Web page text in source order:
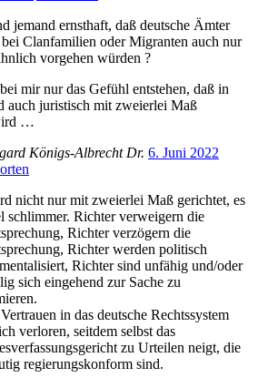
jemand ernsthaft, daß deutsche Ämter
Clanfamilien oder Migranten auch nur
vorgehen würden ?
mir nur das Gefühl entstehen, daß in
auch juristisch mit zweierlei Maß
…
Königs-Albrecht Dr. 6. Juni 2022
nicht nur mit zweierlei Maß gerichtet, es
schlimmer. Richter verweigern die
Richter verzögern die
Richter werden politisch
Richter sind unfähig und/oder
sich eingehend zur Sache zu
in das deutsche Rechtssystem
verloren, seitdem selbst das
zu Urteilen neigt, die
regierungskonform sind.